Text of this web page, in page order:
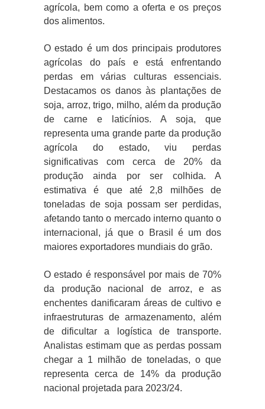
agrícola, bem como a oferta e os preços
dos alimentos.
O estado é um dos principais produtores
agrícolas do país e está enfrentando
perdas em várias culturas essenciais.
Destacamos os danos às plantações de
soja, arroz, trigo, milho, além da produção
de carne e laticínios. A soja, que
representa uma grande parte da produção
agrícola do estado, viu perdas
significativas com cerca de 20% da
produção ainda por ser colhida. A
estimativa é que até 2,8 milhões de
toneladas de soja possam ser perdidas,
afetando tanto o mercado interno quanto o
internacional, já que o Brasil é um dos
maiores exportadores mundiais do grão.
O estado é responsável por mais de 70%
da produção nacional de arroz, e as
enchentes danificaram áreas de cultivo e
infraestruturas de armazenamento, além
de dificultar a logística de transporte.
Analistas estimam que as perdas possam
chegar a 1 milhão de toneladas, o que
representa cerca de 14% da produção
nacional projetada para 2023/24.